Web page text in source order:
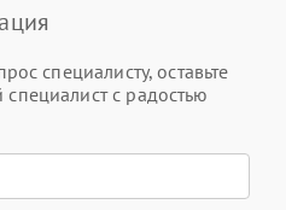
специалисту, оставьте
с радостью